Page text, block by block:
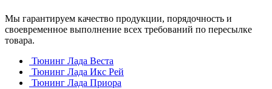
Мы гарантируем качество продукции, порядочность и
своевременное выполнение всех требований по пересылке
товара.
Тюнинг Лада Веста
Тюнинг Лада Икс Рей
Тюнинг Лада Приора